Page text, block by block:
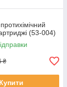
(53-004)
₴
Купити